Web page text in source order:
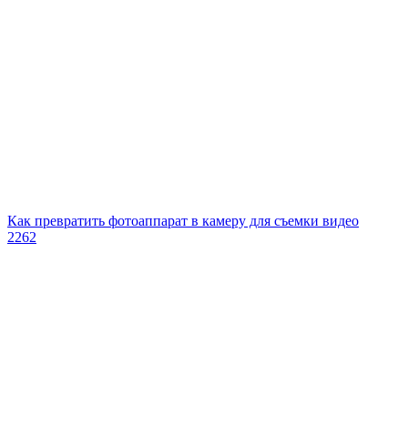
Как превратить фотоаппарат в камеру для съемки видео
2262